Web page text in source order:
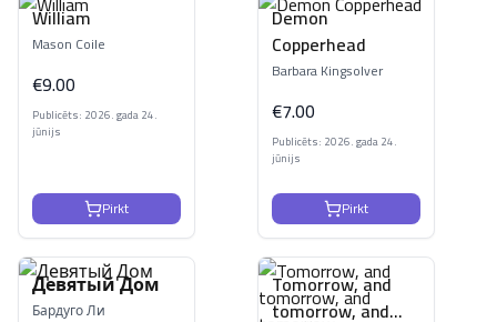
William
Mason Coile
€9.00
Publicēts: 2026. gada 24.
jūnijs
Pirkt
Demon
Copperhead
Barbara Kingsolver
€7.00
Publicēts: 2026. gada 24.
jūnijs
Pirkt
Девятый Дом
Бардуго Ли
Tomorrow, and
tomorrow, and